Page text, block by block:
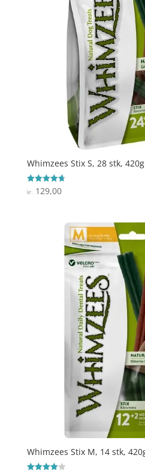
Whimzees Stix S, 28 stk, 420g
Vurderet
4.7
kr.129,00
Whimzees Stix M, 14 stk,